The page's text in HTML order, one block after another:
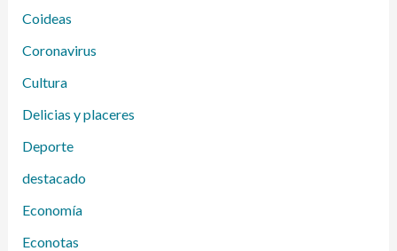
Coideas
Coronavirus
Cultura
Delicias y placeres
Deporte
destacado
Economía
Econotas